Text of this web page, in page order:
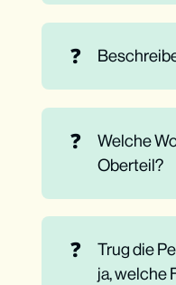
❓
❓
Welche
Oberteil?
❓
Trug die
ja, welche